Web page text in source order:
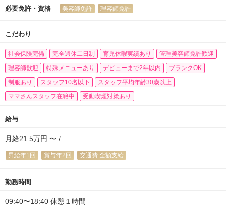
必要免許・資格 美容師免許 理容師免許
こだわり
社会保険完備 完全週休二日制 育児休暇実績あり
管理美容師免許歓迎
理容師歓迎
特殊メニューあり デビューまで2年以内
ブランクOK
制服あり
スタッフ10名以下
スタッフ平均年齢30歳以上
ママさんスタッフ在籍中
受動喫煙対策あり
給与
月給21.5万円 〜 /
昇給年1回 賞与年2回 交通費 全額支給
勤務時間
09:40〜18:40 休憩１時間